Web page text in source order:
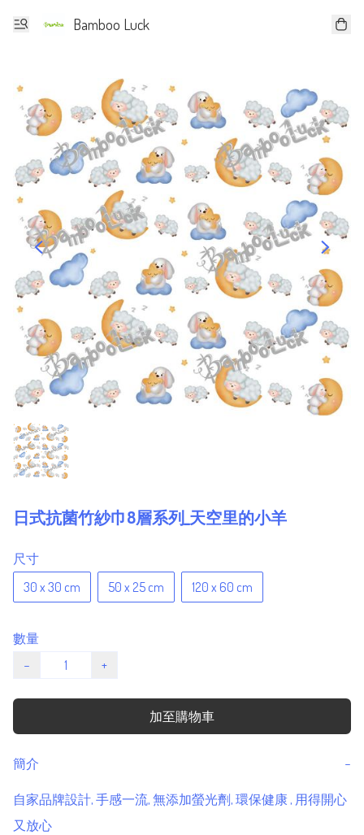
Bamboo Luck
日式抗菌竹紗巾8層系列_天空里的小羊
尺寸
30 x 30 cm
50 x 25 cm 120 x 60 cm
數量
−
+
加至購物車
簡介 −
自家品牌設計, 手感一流, 無添加螢光劑, 環保健康 , 用得開心
又放心